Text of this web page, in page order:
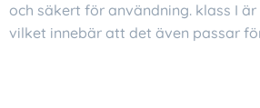
och säkert för användning. klass I
vilket innebär att det även passar